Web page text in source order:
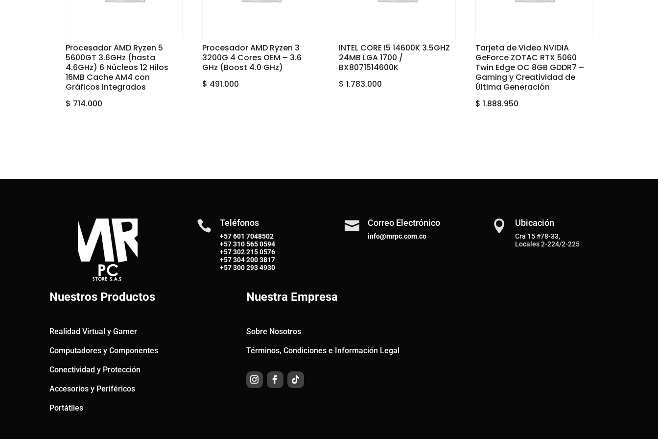
Procesador AMD Ryzen 5
5600GT 3.6GHz (hasta
4.6GHz) 6 Núcleos 12 Hilos
16MB Cache AM4 con
Gráficos Integrados
$ 714.000
Procesador AMD Ryzen 3
3200G 4 Cores OEM – 3.6
GHz (Boost 4.0 GHz)
$ 491.000
INTEL CORE I5 14600K 3.5GHZ
24MB LGA 1700 /
BX8071514600K
$ 1.783.000
Tarjeta de Video NVIDIA
GeForce ZOTAC RTX 5060
Twin Edge OC 8GB GDDR7 –
Gaming y Creatividad de
Última Generación
$ 1.888.950
 Teléfonos
+57 601 7048502
+57310 565 0594
+57302 215 0576
+57304 200 3817
+57300 293 4930
 Correo Electrónico
info@mrpc.com.co
 Ubicación
Cra 15 #78-33,
Locales 2-224/2-225
Nuestros Productos
Realidad Virtual y Gamer
Computadores y Componentes
Conectividad y Protección
Accesorios y Periféricos
Portátiles
Nuestra Empresa
Sobre Nosotros
Términos, Condiciones e Información Legal